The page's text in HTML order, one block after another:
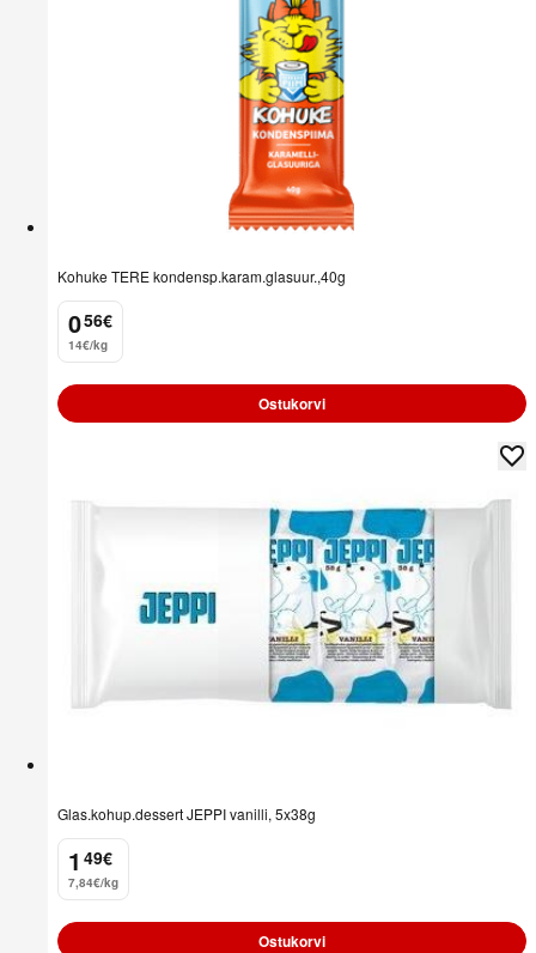
Kohuke TERE kondensp.karam.glasuur.,40g
0
. 56€
14€/kg
Ostukorvi
Glas.kohup.dessert JEPPI vanilli, 5x38g
1
. 49€
7,84€/kg
Ostukorvi